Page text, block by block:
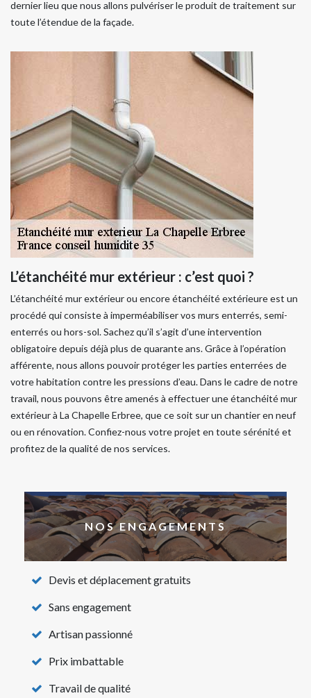
dernier lieu que nous allons pulvériser le produit de traitement sur
toute l’étendue de la façade.
L’étanchéité mur extérieur : c’est quoi ?
L’étanchéité mur extérieur ou encore étanchéité extérieure est un
procédé qui consiste à imperméabiliser vos murs enterrés, semi-
enterrés ou hors-sol. Sachez qu’il s’agit d’une intervention
obligatoire depuis déjà plus de quarante ans. Grâce à l’opération
afférente, nous allons pouvoir protéger les parties enterrées de
votre habitation contre les pressions d’eau. Dans le cadre de notre
travail, nous pouvons être amenés à effectuer une étanchéité mur
extérieur à La Chapelle Erbree, que ce soit sur un chantier en neuf
ou en rénovation. Confiez-nous votre projet en toute sérénité et
profitez de la qualité de nos services.
NOS ENGAGEMENTS
Devis et déplacement gratuits
Sans engagement
Artisan passionné
Prix imbattable
Travail de qualité